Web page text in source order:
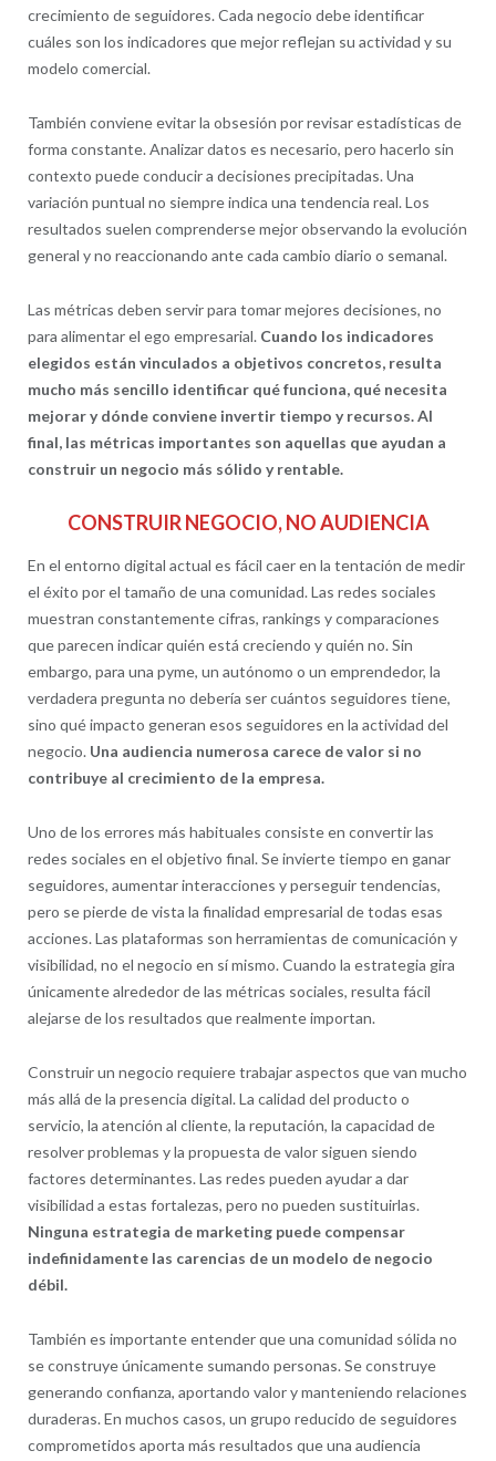
crecimiento de seguidores. Cada negocio debe identificar
cuáles son los indicadores que mejor reflejan su actividad y su
modelo comercial.
También conviene evitar la obsesión por revisar estadísticas de
forma constante. Analizar datos es necesario, pero hacerlo sin
contexto puede conducir a decisiones precipitadas. Una
variación puntual no siempre indica una tendencia real. Los
resultados suelen comprenderse mejor observando la evolución
general y no reaccionando ante cada cambio diario o semanal.
Las métricas deben servir para tomar mejores decisiones, no
para alimentar el ego empresarial. Cuando los indicadores
elegidos están vinculados a objetivos concretos, resulta
mucho más sencillo identificar qué funciona, qué necesita
mejorar y dónde conviene invertir tiempo y recursos. Al
final, las métricas importantes son aquellas que ayudan a
construir un negocio más sólido y rentable.
CONSTRUIR NEGOCIO, NO AUDIENCIA
En el entorno digital actual es fácil caer en la tentación de medir
el éxito por el tamaño de una comunidad. Las redes sociales
muestran constantemente cifras, rankings y comparaciones
que parecen indicar quién está creciendo y quién no. Sin
embargo, para una pyme, un autónomo o un emprendedor, la
verdadera pregunta no debería ser cuántos seguidores tiene,
sino qué impacto generan esos seguidores en la actividad del
negocio. Una audiencia numerosa carece de valor si no
contribuye al crecimiento de la empresa.
Uno de los errores más habituales consiste en convertir las
redes sociales en el objetivo final. Se invierte tiempo en ganar
seguidores, aumentar interacciones y perseguir tendencias,
pero se pierde de vista la finalidad empresarial de todas esas
acciones. Las plataformas son herramientas de comunicación y
visibilidad, no el negocio en sí mismo. Cuando la estrategia gira
únicamente alrededor de las métricas sociales, resulta fácil
alejarse de los resultados que realmente importan.
Construir un negocio requiere trabajar aspectos que van mucho
más allá de la presencia digital. La calidad del producto o
servicio, la atención al cliente, la reputación, la capacidad de
resolver problemas y la propuesta de valor siguen siendo
factores determinantes. Las redes pueden ayudar a dar
visibilidad a estas fortalezas, pero no pueden sustituirlas.
Ninguna estrategia de marketing puede compensar
indefinidamente las carencias de un modelo de negocio
débil.
También es importante entender que una comunidad sólida no
se construye únicamente sumando personas. Se construye
generando confianza, aportando valor y manteniendo relaciones
duraderas. En muchos casos, un grupo reducido de seguidores
comprometidos aporta más resultados que una audiencia